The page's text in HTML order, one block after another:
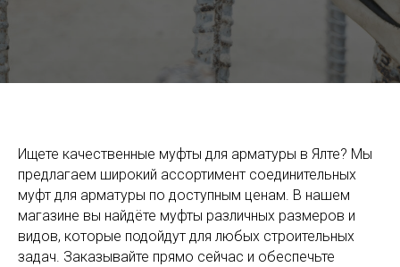
Ищете качественные муфты для арматуры в Ялте? Мы
предлагаем широкий ассортимент соединительных
муфт для арматуры по доступным ценам. В нашем
магазине вы найдёте муфты различных размеров и
видов, которые подойдут для любых строительных
задач. Заказывайте прямо сейчас и обеспечьте